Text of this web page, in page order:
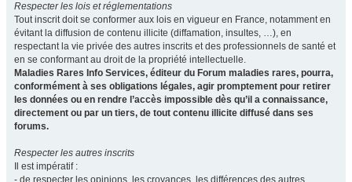
Respecter les lois et réglementations
Tout inscrit doit se conformer aux lois en vigueur en France, notamment en
évitant la diffusion de contenu illicite (diffamation, insultes, …), en
respectant la vie privée des autres inscrits et des professionnels de santé et
en se conformant au droit de la propriété intellectuelle.
Maladies Rares Info Services, éditeur du Forum maladies rares, pourra,
conformément à ses obligations légales, agir promptement pour retirer
les données ou en rendre l’accès impossible dès qu’il a connaissance,
directement ou par un tiers, de tout contenu illicite diffusé dans ses
forums.
Respecter les autres inscrits
Il est impératif :
- de respecter les opinions, les croyances, les différences des autres